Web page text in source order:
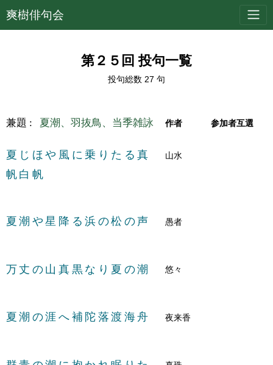
爽樹俳句会
第２５回 投句一覧
投句総数 27 句
兼題 : 夏潮、羽抜鳥、当季雑詠 作者 参加者互選
夏じほや風に乗りたる真
帆白帆
山水
夏潮や星降る浜の松の声 愚者
万丈の山真黒なり夏の潮 悠々
夏潮の涯へ補陀落渡海舟 夜来香